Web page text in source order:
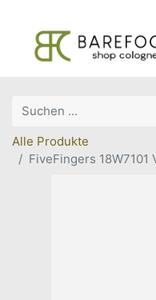
Alle Produkte
FiveFingers 18W7101